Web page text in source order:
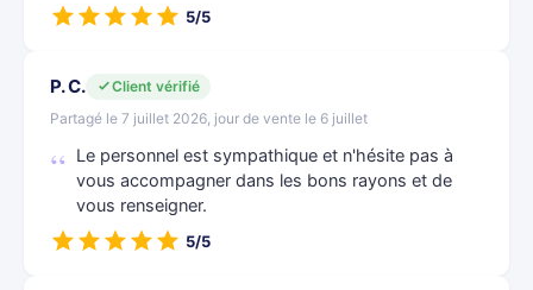
5/5
P. C.
Client vérifié
Partagé le 7 juillet 2026, jour de vente le 6 juillet
Le personnel est sympathique et n'hésite pas à
vous accompagner dans les bons rayons et de
vous renseigner.
5/5